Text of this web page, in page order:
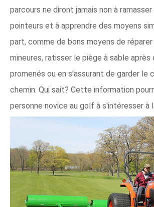
parcours ne diront jamais non à
pointeurs et à apprendre des moyens
part, comme de bons moyens de
mineures, ratisser le piège à sable après
promenés ou en s'assurant de garder le
chemin. Qui sait? Cette information
personne novice au golf à s'intéresser à